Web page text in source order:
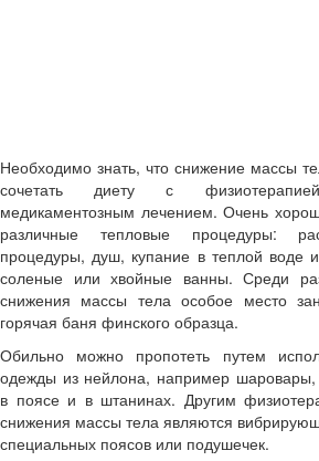
Необходимо знать, что снижение массы
сочетать диету с
медикаментозным лечением. Очень
различные тепловые процедуры:
процедуры, душ, купание в теплой воде
соленые или хвойные ванны. Среди
снижения массы тела особое место
горячая баня финского образца.
Обильно можно пропотеть путем
одежды из нейлона, например шаровары,
в поясе и в штанинах. Другим
снижения массы тела являются
специальных поясов или подушечек.